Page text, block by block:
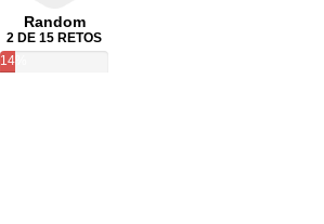
Random
2 DE 15 RETOS
14%